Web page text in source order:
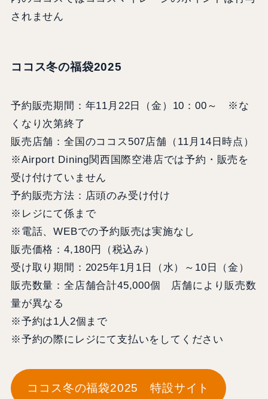
されません
ココス冬の福袋2025
予約販売期間：年11月22日（金）10：00～ ※な
くなり次第終了
販売店舗：全国のココス507店舗（11月14日時点）
※Airport Dining関西国際空港店では予約・販売を
受け付けていません
予約販売方法：店頭のみ受け付け
※レジにて係まで
※電話、WEBでの予約販売は実施なし
販売価格：4,180円（税込み）
受け取り期間：2025年1月1日（水）～10日（金）
販売数量：全店舗合計45,000個 店舗により販売数
量が異なる
※予約は1人2個まで
※予約の際にレジにて支払いをしてください
ココス冬の福袋2025 特設サイト